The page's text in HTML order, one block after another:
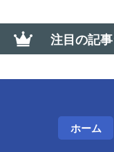
注目の記
Adobe
の入手方法
ホーム